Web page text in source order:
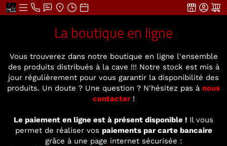
La boutique en ligne
Vous trouverez dans notre boutique en ligne l'ensemble
des produits distribués à la cave !!! Notre stock est mis à
jour régulièrement pour vous garantir la disponibilité des
produits. Un doute ? Une question ? N'hésitez pas à nous
contacter!
Le paiement en ligne est à présent disponible ! Il vous
permet de réaliser vos paiements par carte bancaire
grâce à une page internet sécurisée :